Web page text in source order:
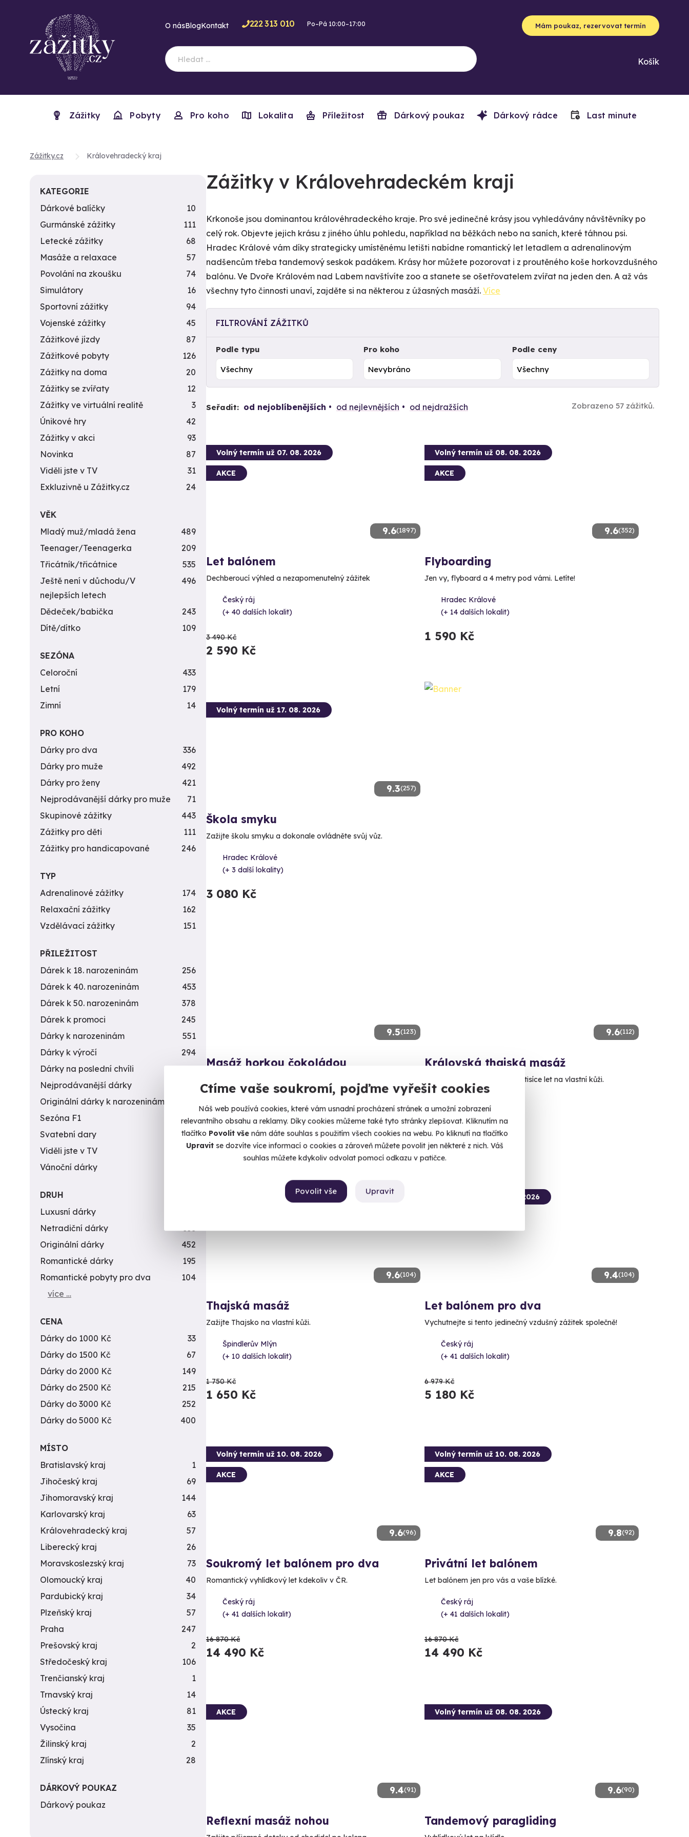
Ctíme vaše soukromí, pojďme vyřešit cookies
Náš web používá cookies, které vám usnadní procházení stránek a umožní zobrazení
relevantního obsahu a reklamy. Díky cookies můžeme také tyto stránky zlepšovat. Kliknutím na
tlačítko Povolit vše nám dáte souhlas s použitím všech cookies na webu. Po kliknutí na tlačítko
Upravitse dozvíte více informací o cookies a zároveň můžete povolit jen některé z nich. Váš
souhlas můžete kdykoliv odvolat pomocí odkazu v patičce.
Upravit
Povolit vše
O násBlogKontakt 222 313 010 Po–Pá 10:00–17:00 Mám poukaz, rezervovat termín
Košík
Zážitky Pobyty Pro koho Lokalita Příležitost Dárkový poukaz Dárkový rádce Last minute
Zážitky.cz Královehradecký kraj
Zážitky v Královehradeckém kraji
Krkonoše jsou dominantou královéhradeckého kraje. Pro své jedinečné krásy jsou vyhledávány návštěvníky po
celý rok. Objevte jejich krásu z jiného úhlu pohledu, například na běžkách nebo na saních, které táhnou psi.
Hradec Králové vám díky strategicky umístěnému letišti nabídne romantický let letadlem a adrenalinovým
nadšencům třeba tandemový seskok padákem. Krásy hor můžete pozorovat i z proutěného koše horkovzdušného
balónu. Ve Dvoře Královém nad Labem navštívíte zoo a stanete se ošetřovatelem zvířat na jeden den. A až vás
všechny tyto činnosti unaví, zajděte si na některou z úžasných masáží. Více
FILTROVÁNÍ ZÁŽITKŮ
Podle typu Pro koho Podle ceny
Seřadit: od nejoblíbenějších od nejlevnějších od nejdražších Zobrazeno 57 zážitků.
9.6(1897)
Volný termín už 07. 08. 2026
AKCE
Let balónem
Dechberoucí výhled a nezapomenutelný zážitek
Český ráj
(+ 40 dalších lokalit)
3 490 Kč
2 590 Kč
9.6(352)
Volný termín už 08. 08. 2026
AKCE
Flyboarding
Jen vy, flyboard a 4 metry pod vámi. Letíte!
Hradec Králové
(+ 14 dalších lokalit)
1 590 Kč
9.3(257)
Volný termín už 17. 08. 2026
Škola smyku
Zažijte školu smyku a dokonale ovládněte svůj vůz.
Hradec Králové
(+ 3 další lokality)
3 080 Kč
9.5(123)
Masáž horkou čokoládou
(+ 10 dalších lokalit)
1 900 Kč
9.6(112)
Královská thajská masáž
Zažijte umění staré přes dva tisíce let na vlastní kůži.
(+ 10 dalších lokalit)
2 290 Kč
9.6(104)
Thajská masáž
Zažijte Thajsko na vlastní kůži.
Špindlerův Mlýn
(+ 10 dalších lokalit)
1 750 Kč
1 650 Kč
9.4(104)
Volný termín už 07. 08. 2026
Let balónem pro dva
Vychutnejte si tento jedinečný vzdušný zážitek společně!
Český ráj
(+ 41 dalších lokalit)
6 979 Kč
5 180 Kč
9.6(96)
Volný termín už 10. 08. 2026
AKCE
Soukromý let balónem pro dva
Romantický vyhlídkový let kdekoliv v ČR.
Český ráj
(+ 41 dalších lokalit)
16 870 Kč
14 490 Kč
9.8(92)
Volný termín už 10. 08. 2026
AKCE
Privátní let balónem
Let balónem jen pro vás a vaše blízké.
Český ráj
(+ 41 dalších lokalit)
16 870 Kč
14 490 Kč
9.4(91)
AKCE
Reflexní masáž nohou
9.6(90)
Volný termín už 08. 08. 2026
Tandemový paragliding
KATEGORIE
Dárkové balíčky
10
Gurmánské zážitky
111
Letecké zážitky
68
Masáže a relaxace
57
Povolání na zkoušku
74
Simulátory
16
Sportovní zážitky
94
Vojenské zážitky
45
Zážitkové jízdy
87
Zážitkové pobyty
126
Zážitky na doma
20
Zážitky se zvířaty
12
Zážitky ve virtuální realitě
3
Únikové hry
42
Zážitky v akci
93
Novinka
87
Viděli jste v TV
31
Exkluzivně u Zážitky.cz
24
VĚK
Mladý muž/mladá žena
489
Teenager/Teenagerka
209
Třicátník/třicátnice
535
Ještě není v důchodu/V
nejlepších letech
496
Dědeček/babička
243
Dítě/dítko
109
SEZÓNA
Celoroční
433
Letní
179
Zimní
14
PRO KOHO
Dárky pro dva
336
Dárky pro muže
492
Dárky pro ženy
421
Nejprodávanější dárky pro muže
71
Skupinové zážitky
443
Zážitky pro děti
111
Zážitky pro handicapované
246
TYP
Adrenalinové zážitky
174
Relaxační zážitky
162
Vzdělávací zážitky
151
PŘILEŽITOST
Dárek k 18. narozeninám
256
Dárek k 40. narozeninám
453
Dárek k 50. narozeninám
378
Dárek k promoci
245
Dárky k narozeninám
551
Dárky k výročí
294
Dárky na poslední chvíli
450
Nejprodávanější dárky
Originální dárky k narozeninám
Sezóna F1
4
Svatební dary
196
Viděli jste v TV
31
Vánoční dárky
DRUH
Luxusní dárky
Netradiční dárky
353
Originální dárky
452
Romantické dárky
195
Romantické pobyty pro dva
104
více …
CENA
Dárky do 1000 Kč
33
Dárky do 1500 Kč
67
Dárky do 2000 Kč
149
Dárky do 2500 Kč
215
Dárky do 3000 Kč
252
Dárky do 5000 Kč
400
MÍSTO
Bratislavský kraj
1
Jihočeský kraj
69
Jihomoravský kraj
144
Karlovarský kraj
63
Královehradecký kraj
57
Liberecký kraj
26
Moravskoslezský kraj
73
Olomoucký kraj
40
Pardubický kraj
34
Plzeňský kraj
57
Praha
247
Prešovský kraj
2
Středočeský kraj
106
Trenčianský kraj
1
Trnavský kraj
14
Ústecký kraj
81
Vysočina
35
Žilinský kraj
2
Zlínský kraj
28
DÁRKOVÝ POUKAZ
Dárkový poukaz